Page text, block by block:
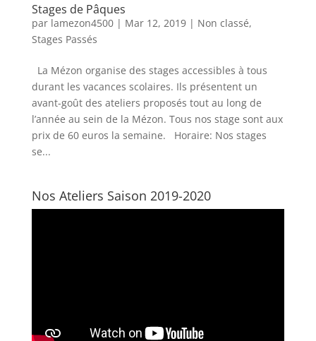
Stages de Pâques
par lamezon4500| Mar 12, 2019| Non classé,
Stages Passés
La Mézon organise des stages accessibles à tous
durant les vacances scolaires. Ils présentent un
avant-goût des ateliers proposés tout au long de
l’année au sein de la Mézon. Tous nos stage sont aux
prix de 60 euros la semaine. Horaire: Nos stages
se...
Nos Ateliers Saison 2019-2020